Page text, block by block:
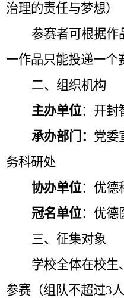
治理的责任与梦想）
参赛者可根据作
一作品只能投递一个
二、组织机构
主办单位：开封
承办部门： 党委
务科研处
协办单位：优德
冠名单位：优德
三、征集对象
学校全体在校生
参赛（组队不超过3